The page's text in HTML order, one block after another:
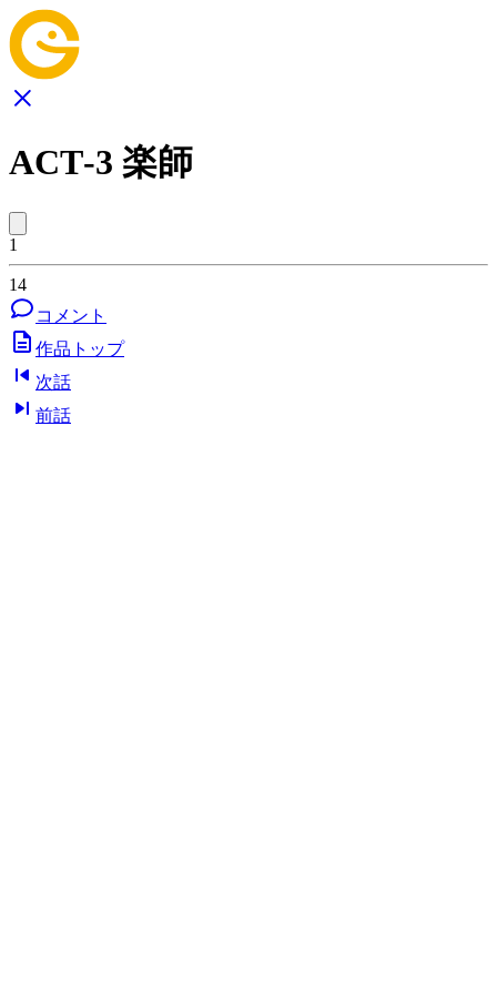
ACT‐3 楽師
1
14
コメント
作品トップ
次話
前話